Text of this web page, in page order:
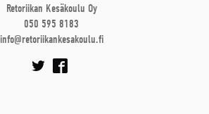
Retoriikan Kesäkoulu Oy
050 595 8183
info@retoriikankesakoulu.fi